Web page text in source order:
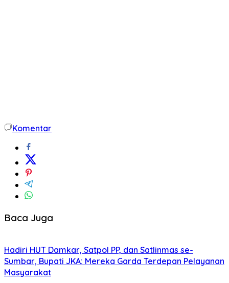
Komentar
Baca Juga
Hadiri HUT Damkar, Satpol PP, dan Satlinmas se-
Sumbar, Bupati JKA: Mereka Garda Terdepan Pelayanan
Masyarakat